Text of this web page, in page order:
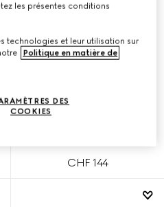
GUCCI GUILTY LOVE EDITION
POUR FEMME, EAU DE
CHF 144
les présentes conditions
technologies et leur utilisation sur
Politique en matière de
DES
COOKIES